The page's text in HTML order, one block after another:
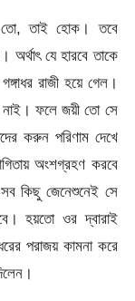
তো, তাই হোক। তবে
যে হারবে তাকে
রাজী হয়ে গেল।
নাই। ফলে জয়ী তো সে
করুন পরিণাম দেখে
অংশগ্রহণ করবে
কিছু জেনেশুনেই সে
হয়তো ওর দ্বারাই
পরাজয় কামনা করে